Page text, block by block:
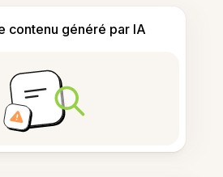
contenu généré par IA